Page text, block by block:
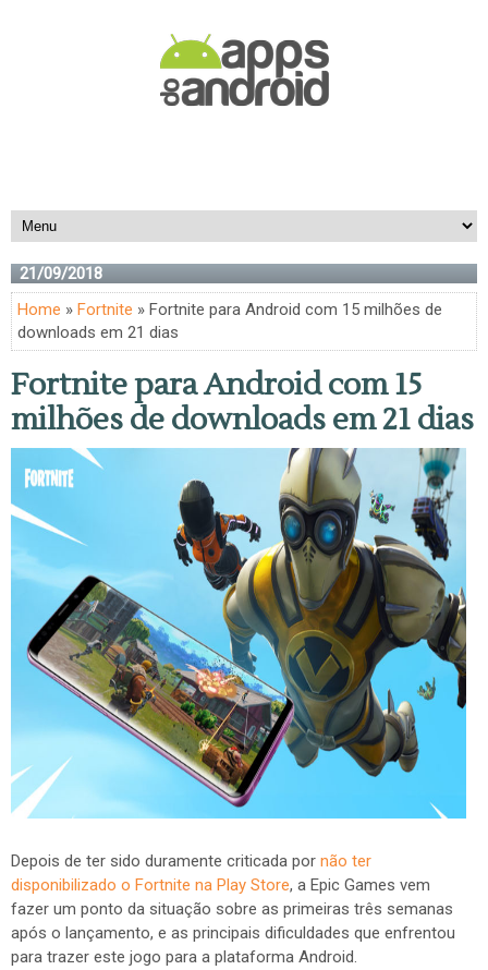
21/09/2018
Home » Fortnite » Fortnite para Android com 15 milhões de
downloads em 21 dias
Fortnite para Android com 15
milhões de downloads em 21 dias
Depois de ter sido duramente criticada por não ter
disponibilizado o Fortnite na Play Store, a Epic Games vem
fazer um ponto da situação sobre as primeiras três semanas
após o lançamento, e as principais dificuldades que enfrentou
para trazer este jogo para a plataforma Android.